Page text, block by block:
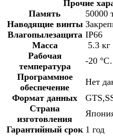
Прочие
Память
50000
Наводящие винты
Влагопылезащита IP66
Масса
5.3 кг
Рабочая
температура
-20
Программное
обеспечение
Нет
Формат данных
Страна
изготовления
Гарантийный срок 1 год